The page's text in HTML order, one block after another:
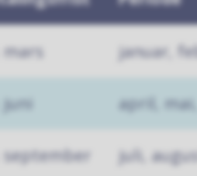
mars januar,
juni april,
september juli,